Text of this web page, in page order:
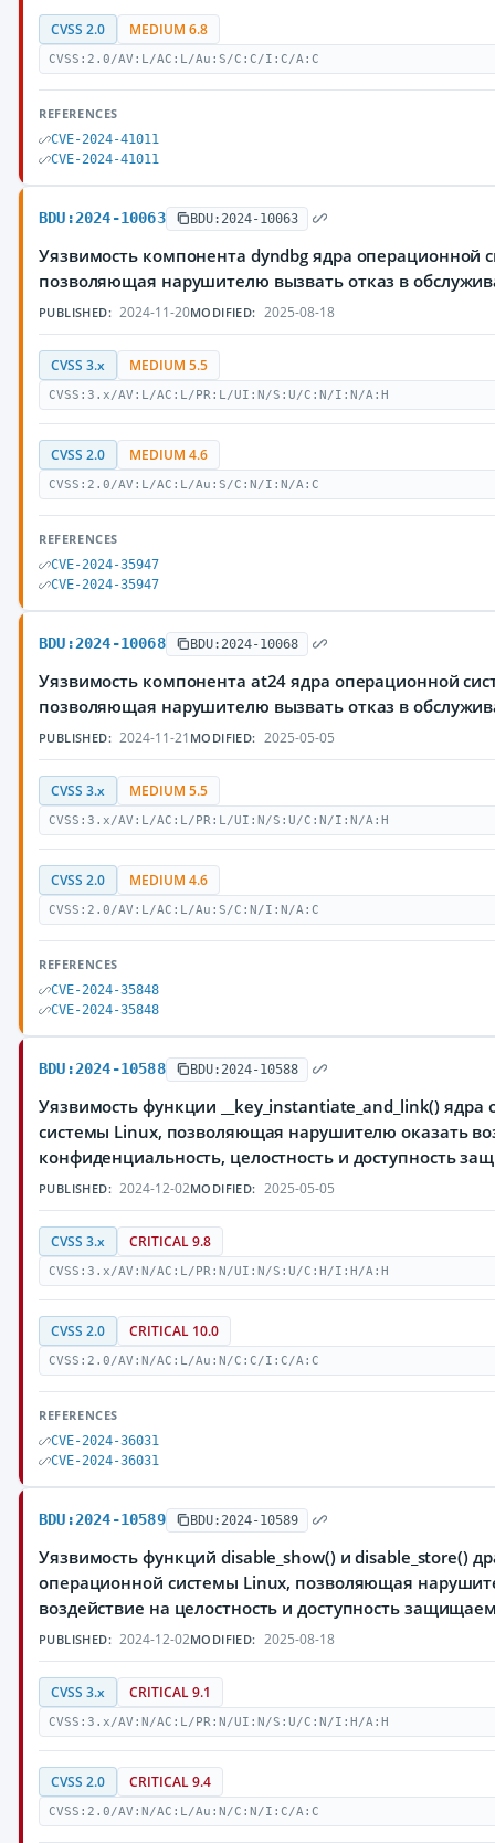
CVSS 2.0 MEDIUM 6.8
CVSS:2.0/AV:L/AC:L/Au:S/C:C/I:C/A:C
REFERENCES
CVE-2024-41011
CVE-2024-41011
BDU:2024-10063 BDU:2024-10063
Уязвимость компонента dyndbg ядра операционной
позволяющая нарушителю вызвать отказ в
PUBLISHED: 2024-11-20MODIFIED: 2025-08-18
CVSS 3.x MEDIUM 5.5
CVSS:3.x/AV:L/AC:L/PR:L/UI:N/S:U/C:N/I:N/A:H
CVSS 2.0 MEDIUM 4.6
CVSS:2.0/AV:L/AC:L/Au:S/C:N/I:N/A:C
REFERENCES
CVE-2024-35947
CVE-2024-35947
BDU:2024-10068 BDU:2024-10068
Уязвимость компонента at24 ядра операционной
позволяющая нарушителю вызвать отказ в
PUBLISHED: 2024-11-21 MODIFIED: 2025-05-05
CVSS 3.x MEDIUM 5.5
CVSS:3.x/AV:L/AC:L/PR:L/UI:N/S:U/C:N/I:N/A:H
CVSS 2.0 MEDIUM 4.6
CVSS:2.0/AV:L/AC:L/Au:S/C:N/I:N/A:C
REFERENCES
CVE-2024-35848
CVE-2024-35848
BDU:2024-10588 BDU:2024-10588
Уязвимость функции __key_instantiate_and_link()
системы Linux, позволяющая нарушителю оказать
конфиденциальность, целостность и доступность
PUBLISHED: 2024-12-02MODIFIED: 2025-05-05
CVSS 3.x CRITICAL 9.8
CVSS:3.x/AV:N/AC:L/PR:N/UI:N/S:U/C:H/I:H/A:H
CVSS 2.0 CRITICAL 10.0
CVSS:2.0/AV:N/AC:L/Au:N/C:C/I:C/A:C
REFERENCES
CVE-2024-36031
CVE-2024-36031
BDU:2024-10589 BDU:2024-10589
Уязвимость функций disable_show() и disable_store()
операционной системы Linux, позволяющая
воздействие на целостность и доступность
PUBLISHED: 2024-12-02MODIFIED: 2025-08-18
CVSS 3.x CRITICAL 9.1
CVSS:3.x/AV:N/AC:L/PR:N/UI:N/S:U/C:N/I:H/A:H
CVSS 2.0 CRITICAL 9.4
CVSS:2.0/AV:N/AC:L/Au:N/C:N/I:C/A:C